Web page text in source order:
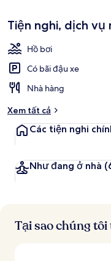
Tiện nghi, dịch vụ
Hồ bơi
Có bãi đậu xe
Nhà hàng
Xem tất cả
Các tiện nghi
Như đang ở nhà
Tại sao chúng